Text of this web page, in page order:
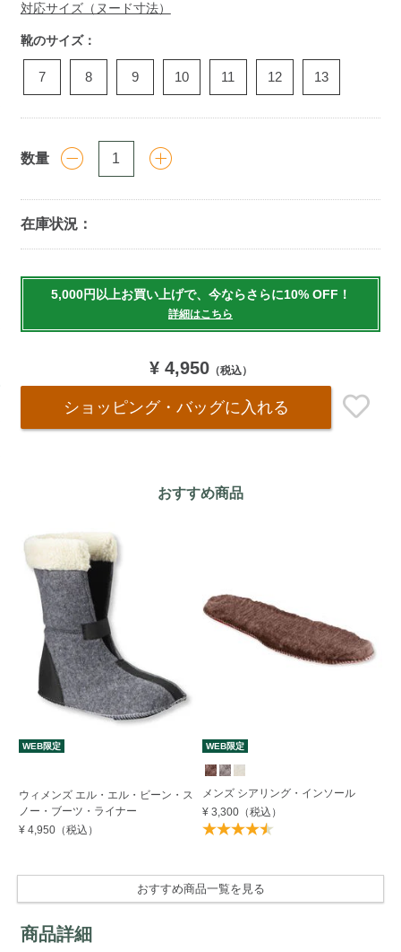
対応サイズ（ヌード寸法）
靴のサイズ：
7 8 9 10 11 12 13
数量
在庫状況：
to
5,000円以上お買い上げで、今ならさらに10% OFF！
詳細はこちら
¥ 4,950（税込）
ショッピング・バッグに入れる
おすすめ商品
WEB限定
ウィメンズ エル・エル・ビーン・ス
ノー・ブーツ・ライナー
¥ 4,950（税込）
WEB限定
メンズ シアリング・インソール
¥ 3,300 （税込）
おすすめ商品一覧を見る
商品詳細